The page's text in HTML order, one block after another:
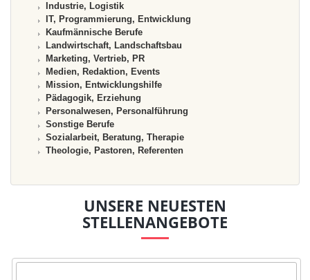
Industrie, Logistik
IT, Programmierung, Entwicklung
Kaufmännische Berufe
Landwirtschaft, Landschaftsbau
Marketing, Vertrieb, PR
Medien, Redaktion, Events
Mission, Entwicklungshilfe
Pädagogik, Erziehung
Personalwesen, Personalführung
Sonstige Berufe
Sozialarbeit, Beratung, Therapie
Theologie, Pastoren, Referenten
UNSERE NEUESTEN
STELLENANGEBOTE